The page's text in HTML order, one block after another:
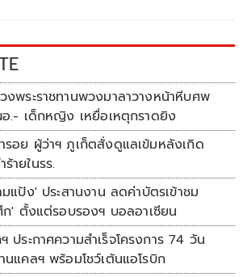
งพระราชทานพวงมาลาวางหน้าหีบศพ
.- เด็กหญิง เหยื่อเหตุกราดยิง
รอย ผู้ว่าฯ ภูเก็ตสั่งดูแลเข้มหลังเกิด
ร้ายในรร.
แป้ง' ประสานงาน ลดค่าบัตรเข้าชม
ก' ตั้งแต่รอบรองฯ บอลอาเซียน
ประกาศความสำเร็จโครงการ 74 วัน
นแคลฯ พร้อมโชว์เต้นแอโรบิก